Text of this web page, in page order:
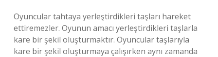
Oyuncular tahtaya yerleştirdikleri taşları hareket
ettiremezler. Oyunun amacı yerleştirdikleri taşlarla
kare bir şekil oluşturmaktır. Oyuncular taşlarıyla
kare bir şekil oluşturmaya çalışırken aynı zamanda